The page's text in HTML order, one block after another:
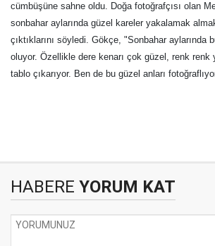
cümbüşüne sahne oldu. Doğa fotoğrafçısı olan
sonbahar aylarında güzel kareler yakalamak
çıktıklarını söyledi. Gökçe, "Sonbahar aylarında
oluyor. Özellikle dere kenarı çok güzel, renk renk
tablo çıkarıyor. Ben de bu güzel anları
HABERE YORUM KAT